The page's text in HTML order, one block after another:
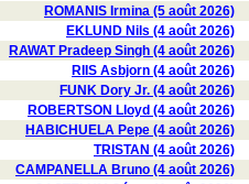
ROMANIS Irmina (5 août 2026)
EKLUND Nils (4 août 2026)
RAWAT Pradeep Singh (4 août 2026)
RIIS Asbjorn (4 août 2026)
FUNK Dory Jr. (4 août 2026)
ROBERTSON Lloyd (4 août 2026)
HABICHUELA Pepe (4 août 2026)
TRISTAN (4 août 2026)
CAMPANELLA Bruno (4 août 2026)